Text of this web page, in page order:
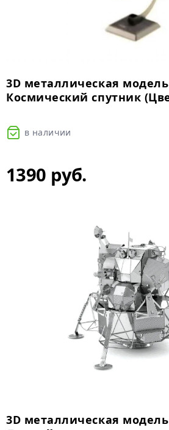
3D металлическая
Космический спутник
в наличии
1390 руб.
3D металлическая